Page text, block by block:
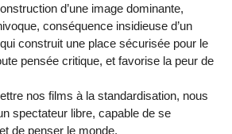
d’une image dominante,
conséquence insidieuse d’un
construit une place sécurisée pour le
pensée critique, et favorise la peur de
nos films à la standardisation, nous
spectateur libre, capable de se
de penser le monde.